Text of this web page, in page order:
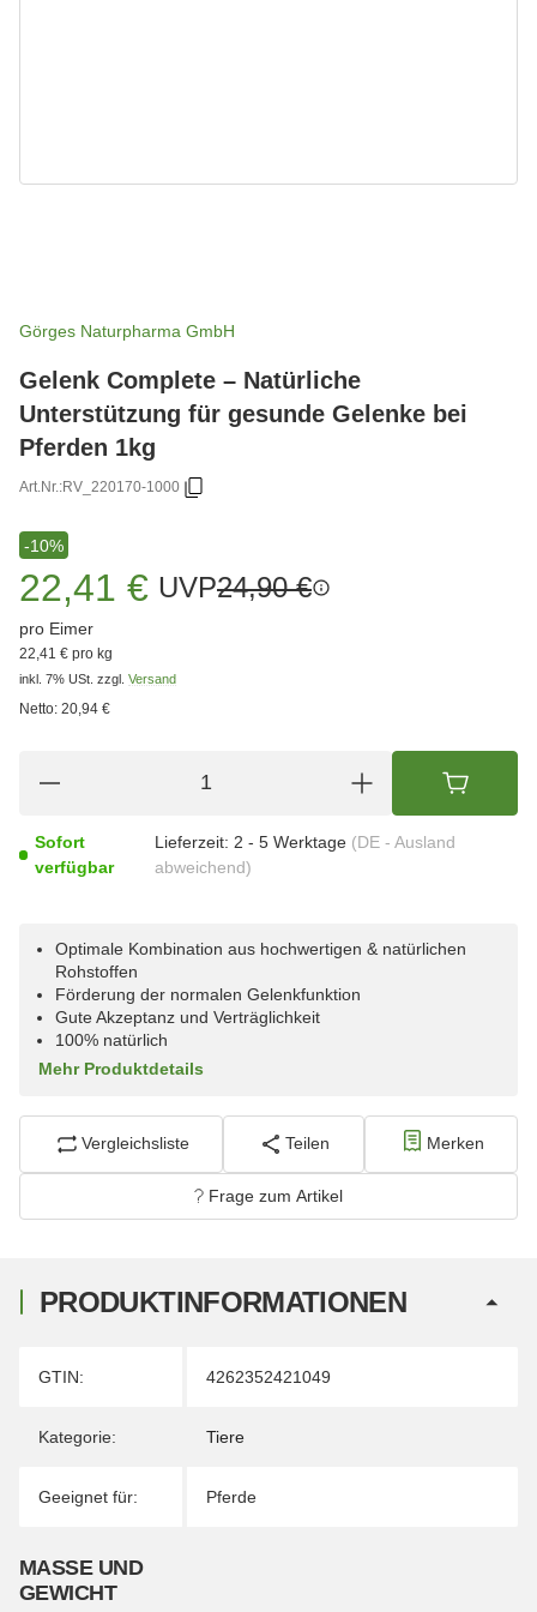
Görges Naturpharma GmbH
Gelenk Complete – Natürliche
Unterstützung für gesunde Gelenke bei
Pferden 1kg
Art.Nr.:RV_220170-1000
-10%
22,41 € UVP24,90 €
pro Eimer
22,41 € pro kg
inkl. 7% USt. zzgl. Versand
Netto: 20,94 €
Sofort
verfügbar
Lieferzeit: 2 - 5 Werktage (DE - Ausland
abweichend)
Optimale Kombination aus hochwertigen & natürlichen
Rohstoffen
Förderung der normalen Gelenkfunktion
Gute Akzeptanz und Verträglichkeit
100% natürlich
Mehr Produktdetails
Vergleichsliste Teilen Merken
Frage zum Artikel
PRODUKTINFORMATIONEN
Produkteigenschaft
Wert
GTIN: 4262352421049
Kategorie: Tiere
Geeignet für: Pferde
MASSE UND G
EWICHT